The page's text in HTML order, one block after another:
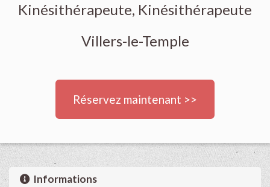
Kinésithérapeute, Kinésithérapeute
Villers-le-Temple
Réservez maintenant >>
Informations